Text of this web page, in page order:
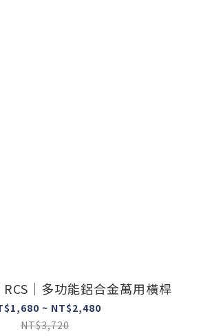
RCS｜多功能鋁合金萬用橫桿
~ NT$2,480
NT$3,720